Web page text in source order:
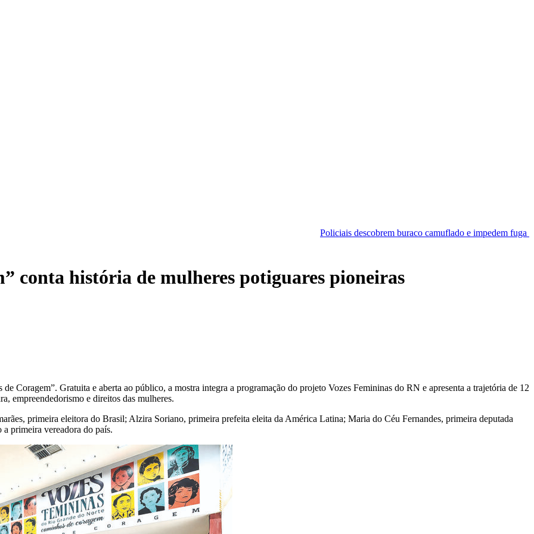
Policiais descobrem buraco camuflado e impedem fuga em cadeia de
conta história de mulheres potiguares pioneiras
Coragem”. Gratuita e aberta ao público, a mostra integra a programação do projeto Vozes Femininas do RN e apresenta a trajetória de 12
empreendedorismo e direitos das mulheres.
primeira eleitora do Brasil; Alzira Soriano, primeira prefeita eleita da América Latina; Maria do Céu Fernandes, primeira deputada
primeira vereadora do país.